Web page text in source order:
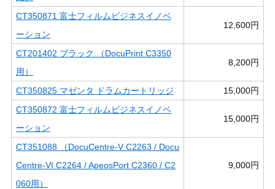
CT350871 富士フィルムビジネスイノベ
ーション
12,600円
CT201402 ブラック （DocuPrint C3350
用）
8,200円
CT350825 マゼンタ ドラムカートリッジ
15,000円
CT350872 富士フィルムビジネスイノベ
ーション
15,000円
CT351088 （DocuCentre-V C2263 / Docu
Centre-VI C2264 / ApeosPort C2360 / C2
060用）
9,000円